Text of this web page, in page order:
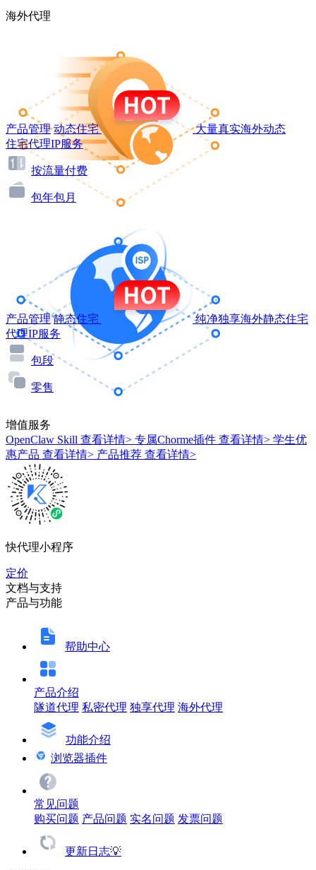
海外代理
产品管理 动态住宅
大量真实海外动态
住宅代理IP服务
按流量付费
包年包月
产品管理 静态住宅
纯净独享海外静态住宅
代理IP服务
包段
零售
增值服务
OpenClaw Skill 查看详情> 专属Chorme插件 查看详情> 学生优
惠产品 查看详情> 产品推荐 查看详情>
快代理小程序
定价
文档与支持
产品与功能
帮助中心
产品介绍
隧道代理 私密代理 独享代理 海外代理
功能介绍
浏览器插件
常见问题
购买问题 产品问题 实名问题 发票问题
更新日志💡